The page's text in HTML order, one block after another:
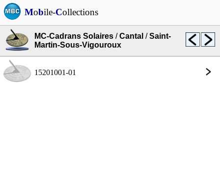
Mobile-Collections
MC-Cadrans Solaires /Cantal /Saint-
Martin-Sous-Vigouroux
15201001-01